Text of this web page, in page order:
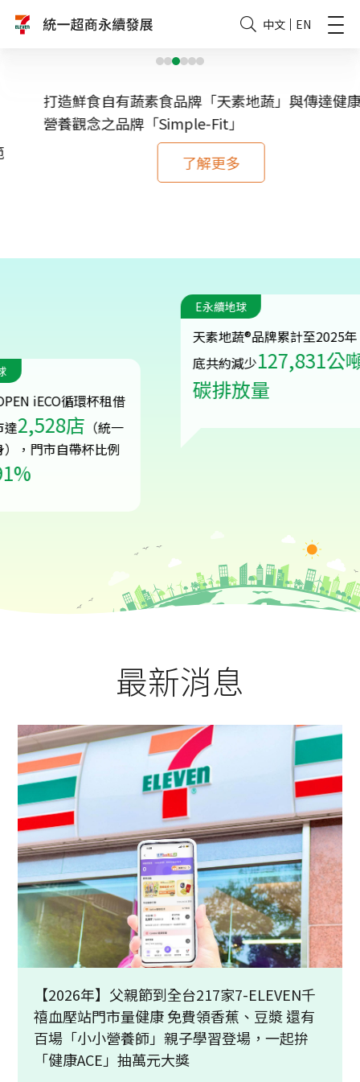
中文 EN
打造鮮食自有蔬素食品牌「天素地蔬」與傳達健康
營養觀念之品牌「Simple-Fit」
了解更多
循環杯租借
店（統一
自帶杯比例
E永續地球
天素地蔬®品牌累計至2025年
底共約減少127,831公噸
碳排放量
最新消息
【2026年】父親節到全台217家7-ELEVEN千
禧血壓站門市量健康 免費領香蕉、豆漿 還有
百場「小小營養師」親子學習登場，一起拚
「健康ACE」抽萬元大獎